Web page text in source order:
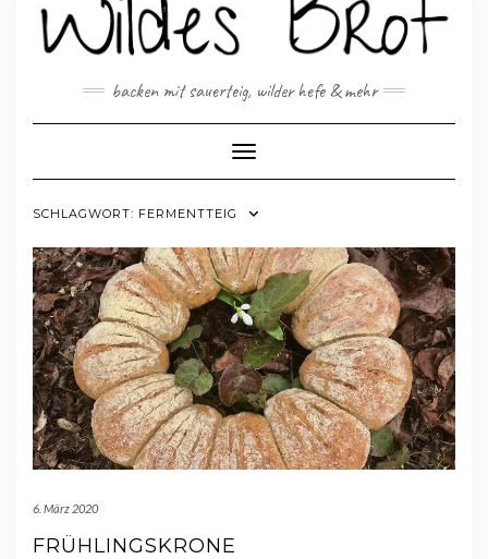
content
backen mit sauerteig, wilder hefe & mehr
Toggle Navigation
SCHLAGWORT: FERMENTTEIG
6. März 2020
FRÜHLINGSKRONE